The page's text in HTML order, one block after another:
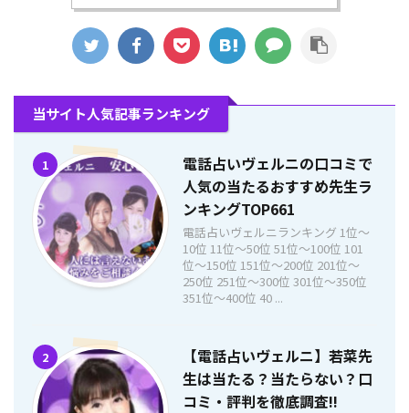
当サイト人気記事ランキング
1
電話占いヴェルニの口コミで
人気の当たるおすすめ先生ラ
ンキングTOP661
電話占いヴェルニランキング 1位〜
10位 11位〜50位 51位〜100位 101
位〜150位 151位〜200位 201位〜
250位 251位〜300位 301位〜350位
351位〜400位 40 ...
2
【電話占いヴェルニ】若菜先
生は当たる？当たらない？口
コミ・評判を徹底調査!!